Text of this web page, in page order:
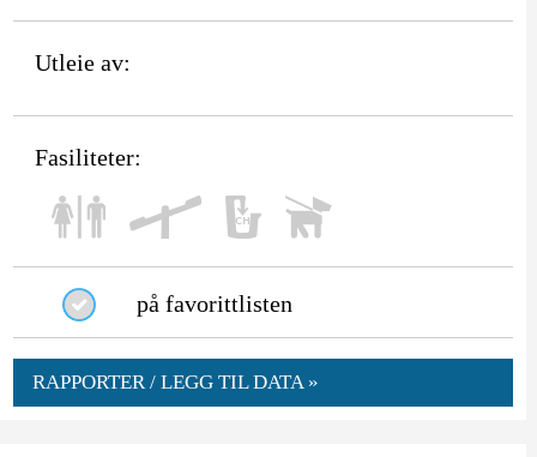
Utleie av:
Fasiliteter:
på favorittlisten
RAPPORTER / LEGG TIL DATA »